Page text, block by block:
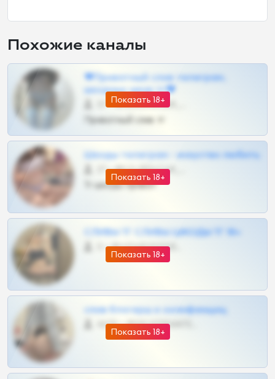
Похожие каналы
Показать 18+
❤Приватный слив телеграм,
шкодных шкур тг❤
57 •
Приватный слив тг
Показать 18+
Шкоды телеграм - искуство любить
27 •
Тг шкоды приват
Показать 18+
СЛИВЫ ТГ СЛИВЫ ШКОДЫ ТГ 18+
0 •
Показать 18+
слив блогерш и онлифанщиц
4675 •